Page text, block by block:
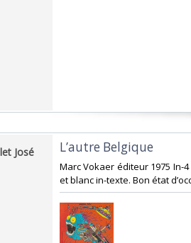
José‎ ‎L’autre Belgique‎
‎Marc Vokaer éditeur 1975 In-
et blanc in-texte. Bon état